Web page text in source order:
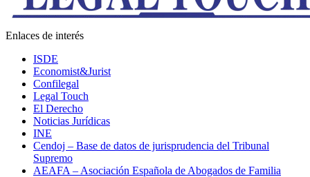
Enlaces de interés
ISDE
Economist&Jurist
Confilegal
Legal Touch
El Derecho
Noticias Jurídicas
INE
Cendoj – Base de datos de jurisprudencia del Tribunal
Supremo
AEAFA – Asociación Española de Abogados de Familia